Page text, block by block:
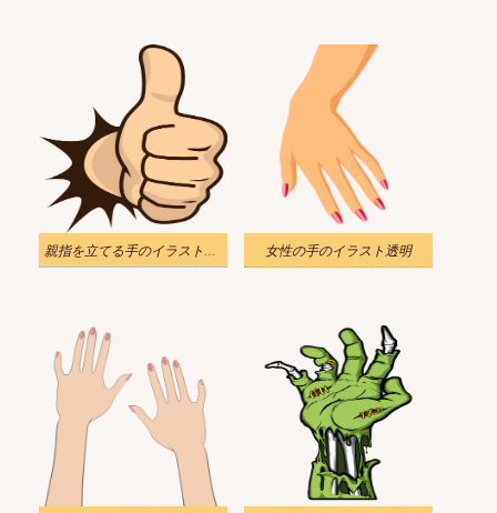
親指を立てる手のイラスト透明 女性の手のイラスト透明